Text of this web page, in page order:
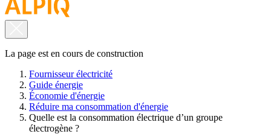
La page est en cours de construction
Fournisseur électricité
Guide énergie
Économie d'énergie
Réduire ma consommation d'énergie
Quelle est la consommation électrique d’un groupe
électrogène ?